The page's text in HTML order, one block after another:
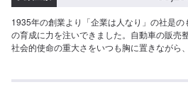
1935年の創業より「企業は人なり」の社是
の育成に力を注いできました。自動車の販売
社会的使命の重大さをいつも胸に置きながら
開始【4】仕上がり次第納車-----納期につい